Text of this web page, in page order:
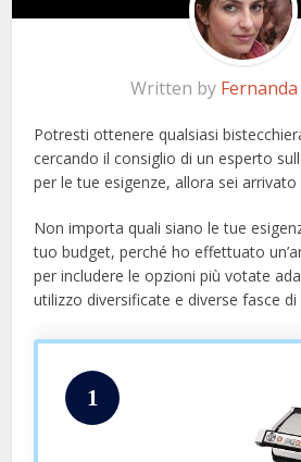
Written by
Potresti ottenere qualsiasi
cercando il consiglio di un esperto
per le tue esigenze, allora sei
Non importa quali siano le tue
tuo budget, perché ho effettuato
per includere le opzioni più votate
utilizzo diversificate e diverse fasce di
1